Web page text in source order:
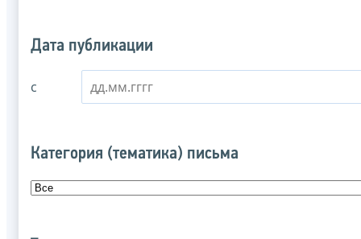
Дата публикации
с
Категория (тематика) письма